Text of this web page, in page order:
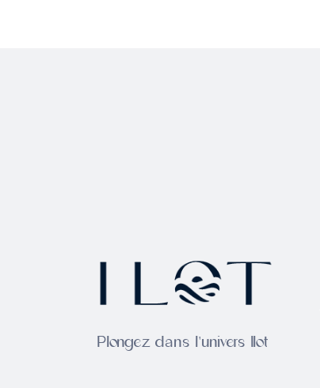
Plongez dans l'univers Ilot